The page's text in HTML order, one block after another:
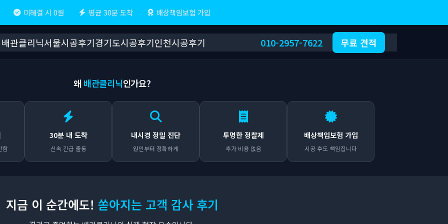
미해결 시 0원 평균 30분 도착 배상책임보험 가입
배관클리닉서울시공후기경기도시공후기인천시공후기 010-2957-7622 무료 견적
왜 배관클리닉인가요?
함
30분 내 도착
신속 긴급 출동
내시경 정밀 진단
원인부터 정확하게
투명한 정찰제
추가 비용 없음
배상책임보험 가입
시공 후도 책임집니다
지금 이 순간에도! 쏟아지는 고객 감사 후기